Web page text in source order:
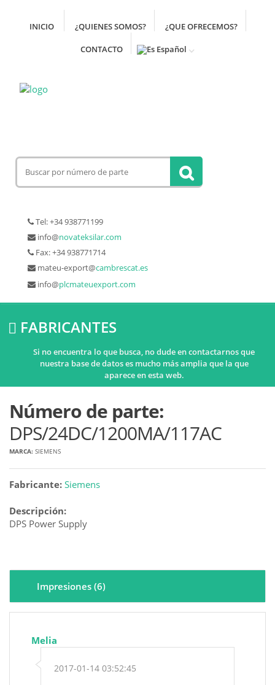
INICIO ¿QUIENES SOMOS? ¿QUE OFRECEMOS?
CONTACTO Español
Tel: +34 938771199
info@novateksilar.com
Fax: +34 938771714
mateu-export@cambrescat.es
info@plcmateuexport.com
FABRICANTES
Si no encuentra lo que busca, no dude en contactarnos que
nuestra base de datos es mucho más amplia que la que
aparece en esta web.
Número de parte:
DPS/24DC/1200MA/117AC
MARCA: SIEMENS
Fabricante: Siemens
Descripción:
DPS Power Supply
Impresiones (6)
Melia
2017-01-14 03:52:45